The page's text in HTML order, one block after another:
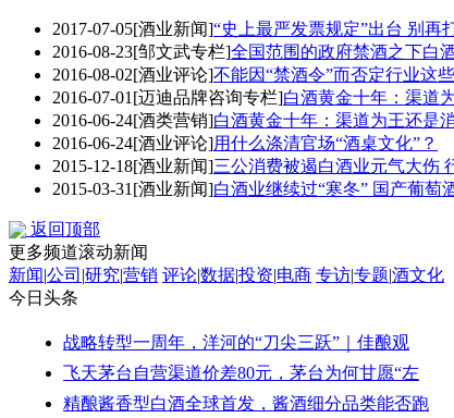
2017-07-05[酒业新闻]“史上最严发票规定”出台 别再
2016-08-23[邹文武专栏]全国范围的政府禁酒之下白
2016-08-02[酒业评论]不能因“禁酒令”而否定行业这
2016-07-01 [迈迪品牌咨询专栏]白酒黄金十年：渠道
2016-06-24[酒类营销]白酒黄金十年：渠道为王还是
2016-06-24[酒业评论]用什么涤清官场“酒桌文化”？
2015-12-18[酒业新闻]三公消费被遏白酒业元气大伤
2015-03-31 [酒业新闻]白酒业继续过“寒冬” 国产葡萄
返回顶部
更多频道滚动新闻
新闻|公司 |研究|营销 评论|数据|投资|电商 专访|专题|酒文化
今日头条
战略转型一周年，洋河的“刀尖三跃”｜佳酿观
飞天茅台自营渠道价差80元，茅台为何甘愿“左
精酿酱香型白酒全球首发，酱酒细分品类能否跑